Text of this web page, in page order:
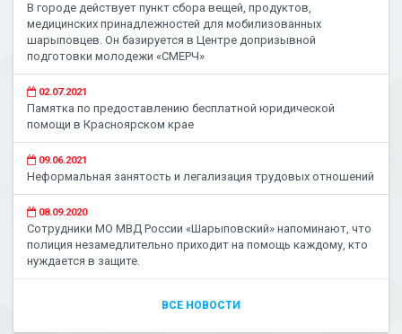
В городе действует пункт сбора вещей, продуктов,
медицинских принадлежностей для мобилизованных
шарыповцев. Он базируется в Центре допризывной
подготовки молодежи «СМЕРЧ»
02.07.2021
Памятка по предоставлению бесплатной юридической
помощи в Красноярском крае
09.06.2021
Неформальная занятость и легализация трудовых отношений
08.09.2020
Сотрудники МО МВД России «Шарыповский» напоминают, что
полиция незамедлительно приходит на помощь каждому, кто
нуждается в защите.
ВСЕ НОВОСТИ